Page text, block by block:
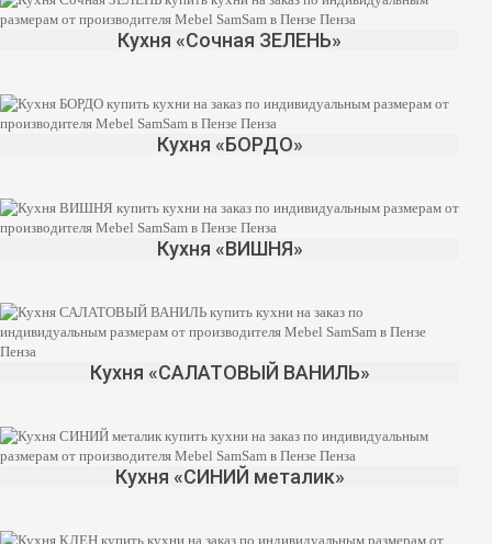
Кухня «Сочная ЗЕЛЕНЬ»
Кухня «БОРДО»
Кухня «ВИШНЯ»
Кухня «САЛАТОВЫЙ ВАНИЛЬ»
Кухня «СИНИЙ металик»